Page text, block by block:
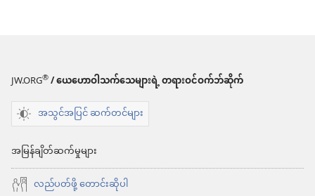
များ
မ
JW.ORG®/ ယေဟောဝါသက်သေများရဲ့ တရားဝင်ဝက်ဘ်ဆိုက်
အသွင်အပြင် ဆက်တင်များ
အမြန်ချိတ်ဆက်မှုများ
လည်ပတ်ဖို့ တောင်းဆိုပါ